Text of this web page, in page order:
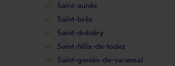
Saint-aunès
Saint-brès
Saint-drézéry
Saint-félix-de-lodez
Saint-geniès-de-varensal